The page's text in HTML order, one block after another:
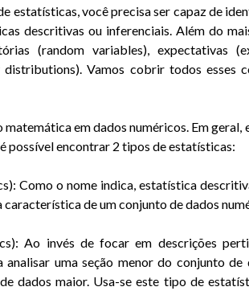
estatísticas, você precisa ser capaz de
descritivas ou inferenciais. Além do
(random variables), expectativas
Vamos cobrir todos esses
em dados numéricos. Em geral,
possível encontrar 2 tipos de estatísticas:
Como o nome indica, estatística
de um conjunto de dados
Ao invés de focar em descrições
uma seção menor do conjunto de
dados maior. Usa-se este tipo de